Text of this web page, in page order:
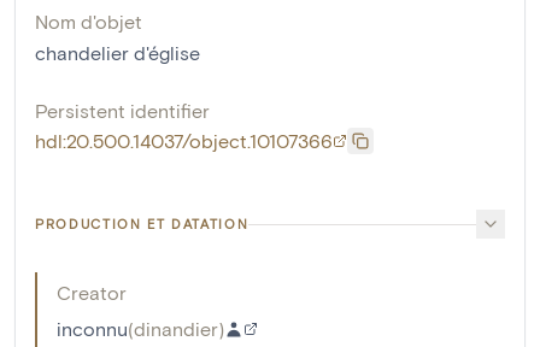
Nom d'objet
chandelier d'église
Persistent identifier
hdl:20.500.14037/object.10107366
PRODUCTION ET DATATION
Creator
inconnu(dinandier)